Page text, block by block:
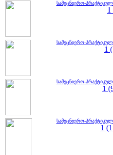
სამეცნიერო-
1
სამეცნიერო-
1
სამეცნიერო-
1
სამეცნიერო-
1